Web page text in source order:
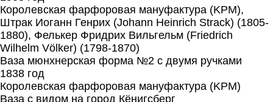
Королевская фарфоровая мануфактура (KPM),
Штрак Иоганн Генрих (Johann Heinrich Strack) (1805-
1880), Фелькер Фридрих Вильгельм (Friedrich
Wilhelm Völker) (1798-1870)
Ваза мюнхнерская форма №2 с двумя ручками
1838 год
Королевская фарфоровая мануфактура (KPM)
Ваза с видом на город Кёнигсберг